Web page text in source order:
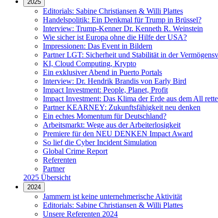
2025
Editorials: Sabine Christiansen & Willi Plattes
Handelspolitik: Ein Denkmal für Trump in Brüssel?
Interview: Trump-Kenner Dr. Kenneth R. Weinstein
Wie sicher ist Europa ohne die Hilfe der USA?
Impressionen: Das Event in Bildern
Partner LGT: Sicherheit und Stabilität in der
KI, Cloud Computing, Krypto
Ein exklusiver Abend in Puerto Portals
Interview: Dr. Hendrik Brandis von Early Bird
Impact Investment: People, Planet, Profit
Impact Investment: Das Klima der Erde aus dem All
Partner KEARNEY: Zukunftsfähigkeit neu denken
Ein echtes Momentum für Deutschland?
Arbeitsmarkt: Wege aus der Arbeiterlosigkeit
Premiere für den NEU DENKEN Impact Award
So lief die Cyber Incident Simulation
Global Crime Report
Referenten
Partner
2025 Übersicht
2024
Jammern ist keine unternehmerische Aktivität
Editorials: Sabine Christiansen & Willi Plattes
Unsere Referenten 2024